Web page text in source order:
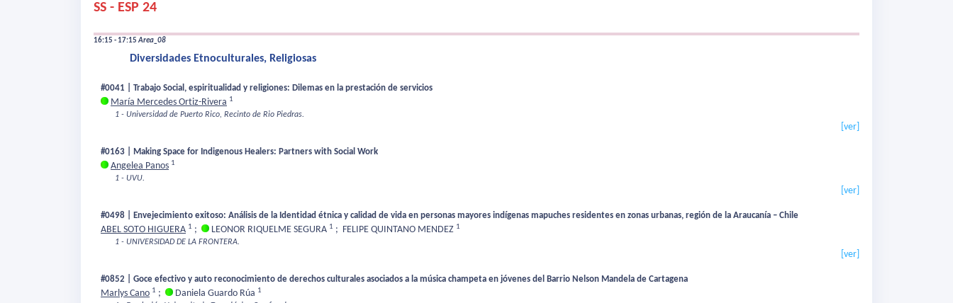
SS - ESP 24
16:15 - 17:15Area_08
Diversidades Etnoculturales, Religiosas
#0041 | Trabajo Social, espiritualidad y religiones: Dilemas en la prestación de servicios
María Mercedes Ortiz-Rivera 1
1 - Universidad de Puerto Rico, Recinto de Rio Piedras.
[ver]
#0163 | Making Space for Indigenous Healers: Partners with Social Work
Angelea Panos 1
1 - UVU.
[ver]
#0498 | Envejecimiento exitoso: Análisis de la Identidad étnica y calidad de vida en personas mayores indígenas mapuches residentes en zonas urbanas, región de la Araucanía – Chile
ABEL SOTO HIGUERA 1 ; LEONOR RIQUELME SEGURA 1 ; FELIPE QUINTANO MENDEZ 1
1 - UNIVERSIDAD DE LA FRONTERA.
[ver]
#0852 | Goce efectivo y auto reconocimiento de derechos culturales asociados a la música champeta en jóvenes del Barrio Nelson Mandela de Cartagena
Marlys Cano 1 ; Daniela Guardo Rúa 1